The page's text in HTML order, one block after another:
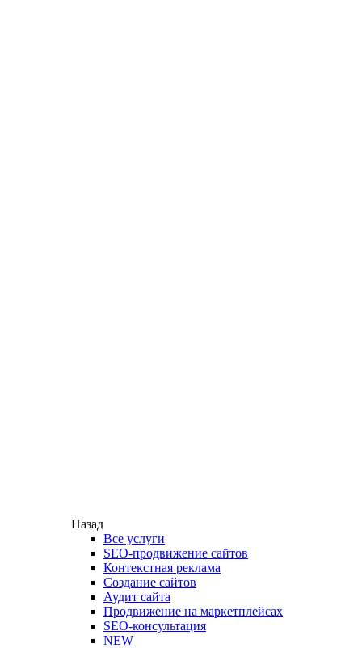
Назад
Все услуги
SEO-продвижение сайтов
Контекстная реклама
Создание сайтов
Аудит сайта
Продвижение на маркетплейсах
SEO-консультация
NEW